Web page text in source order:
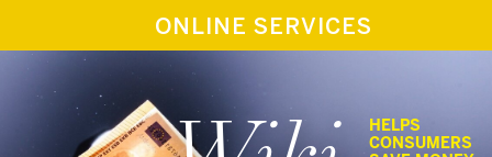
ONLINE SERVICES
HELPS
CONSUMERS